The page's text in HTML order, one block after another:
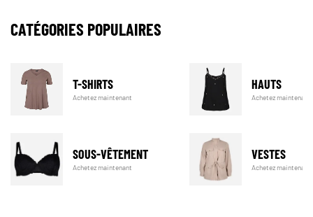
CATÉGORIES POPULAIRES
T-SHIRTS
Achetez maintenant
HAUTS
Achetez maintenant
SOUS-VÊTEMENT
Achetez maintenant
VESTES
Achetez maintenant